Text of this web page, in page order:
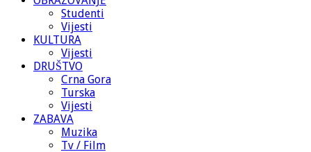
Studenti
Vijesti
KULTURA
Vijesti
DRUŠTVO
Crna Gora
Turska
Vijesti
ZABAVA
Muzika
Tv / Film